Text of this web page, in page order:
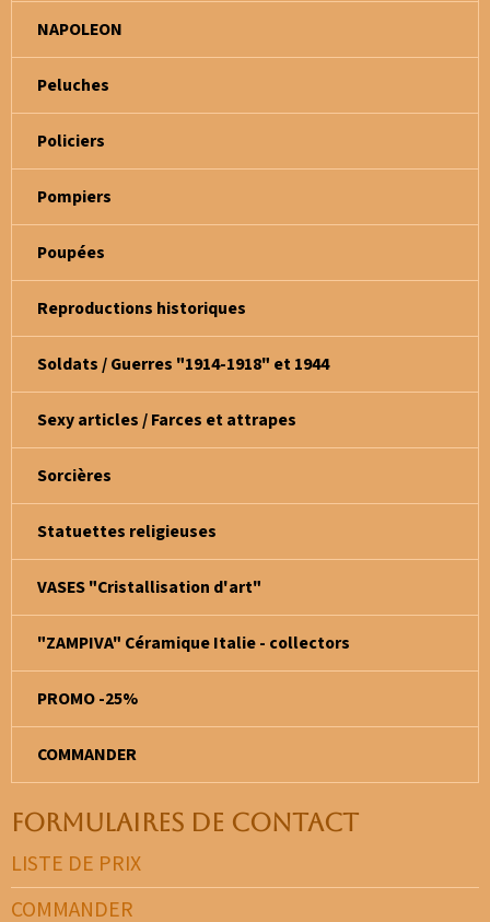
NAPOLEON
Peluches
Policiers
Pompiers
Poupées
Reproductions historiques
Soldats / Guerres "1914-1918" et 1944
Sexy articles / Farces et attrapes
Sorcières
Statuettes religieuses
VASES "Cristallisation d'art"
"ZAMPIVA" Céramique Italie - collectors
PROMO -25%
COMMANDER
Formulaires de contact
LISTE DE PRIX
COMMANDER